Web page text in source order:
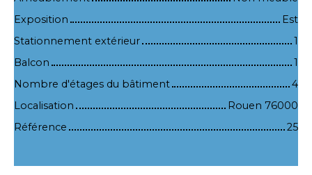
Exposition
Est
Stationnement extérieur
1
Balcon
1
Nombre d'étages du bâtiment
4
Localisation
Rouen 76000
Référence
25